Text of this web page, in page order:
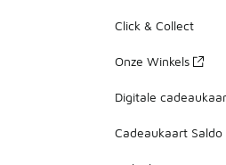
Click & Collect
Onze Winkels
Digitale
Cadeaukaart Saldo